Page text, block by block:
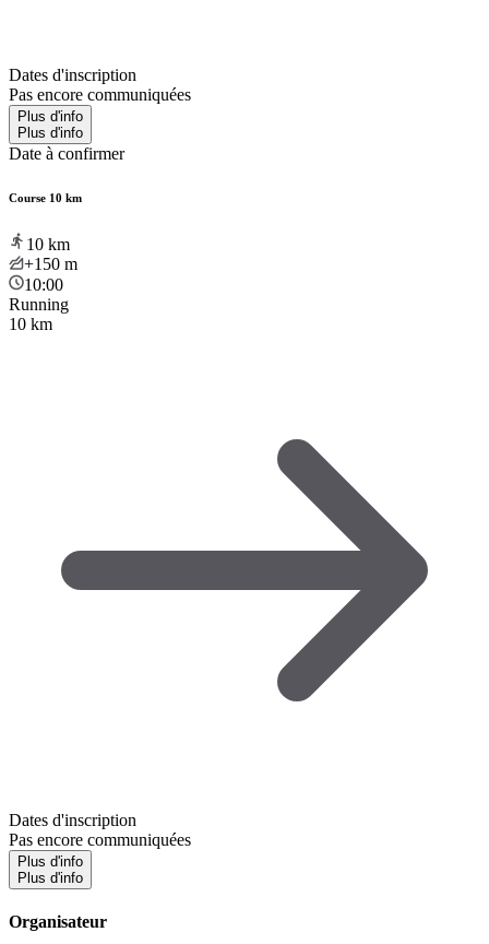
Dates d'inscription
Pas encore communiquées
Plus d'info
Plus d'info
Date à confirmer
Course 10 km
10 km
+150 m
10:00
Running
10 km
Dates d'inscription
Pas encore communiquées
Plus d'info
Plus d'info
Organisateur